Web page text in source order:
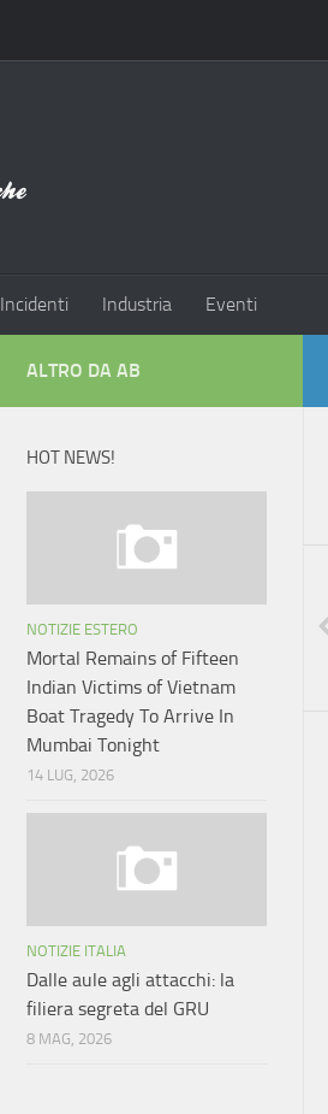
Incidenti Industria Eventi
ALTRO DA AB
HOT NEWS!
NOTIZIE ESTERO
Mortal Remains of Fifteen
Indian Victims of Vietnam
Boat Tragedy To Arrive In
Mumbai Tonight
14 LUG, 2026
NOTIZIE ITALIA
Dalle aule agli attacchi: la
filiera segreta del GRU
8 MAG, 2026